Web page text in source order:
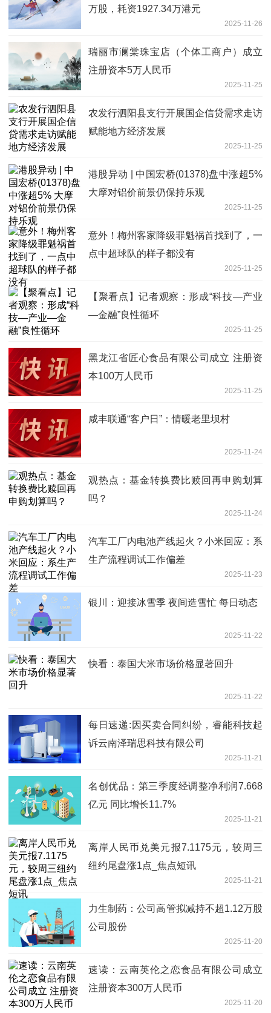
万股，耗资1927.34万港元
2025-11-26
瑞丽市澜棠珠宝店（个体工商户）成立
注册资本5万人民币
2025-11-25
农发行泗阳县支行开展国企信贷需求走访
赋能地方经济发展
2025-11-25
港股异动 | 中国宏桥(01378)盘中涨超5%
大摩对铝价前景仍保持乐观
2025-11-25
意外！梅州客家降级罪魁祸首找到了，一
点中超球队的样子都没有
2025-11-25
【聚看点】记者观察：形成“科技—产业
—金融”良性循环
2025-11-25
黑龙江省匠心食品有限公司成立 注册资
本100万人民币
2025-11-25
咸丰联通“客户日”：情暖老里坝村
2025-11-24
观热点：基金转换费比赎回再申购划算
吗？
2025-11-24
汽车工厂内电池产线起火？小米回应：系
生产流程调试工作偏差
2025-11-23
银川：迎接冰雪季 夜间造雪忙 每日动态
2025-11-22
快看：泰国大米市场价格显著回升
2025-11-22
每日速递:因买卖合同纠纷，睿能科技起
诉云南泽瑞思科技有限公司
2025-11-21
名创优品：第三季度经调整净利润7.668
亿元 同比增长11.7%
2025-11-21
离岸人民币兑美元报7.1175元，较周三
纽约尾盘涨1点_焦点短讯
2025-11-21
力生制药：公司高管拟减持不超1.12万股
公司股份
2025-11-20
速读：云南英伦之恋食品有限公司成立
注册资本300万人民币
2025-11-20